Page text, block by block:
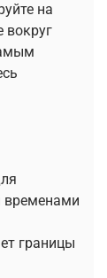
на
вокруг
временами
границы